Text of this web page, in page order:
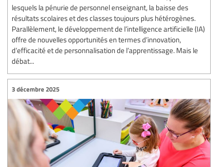
lesquels la pénurie de personnel enseignant, la baisse des
résultats scolaires et des classes toujours plus hétérogènes.
Parallèlement, le développement de l’intelligence artificielle (IA)
offre de nouvelles opportunités en termes d’innovation,
d’efficacité et de personnalisation de l’apprentissage. Mais le
débat...
3 décembre 2025